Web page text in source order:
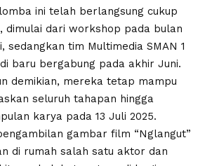
ini telah berlangsung cukup
dimulai dari workshop pada bulan
sedangkan tim Multimedia SMAN 1
baru bergabung pada akhir Juni.
demikian, mereka tetap mampu
seluruh tahapan hingga
karya pada 13 Juli 2025.
gambar film “Nglangut”
di rumah salah satu aktor dan